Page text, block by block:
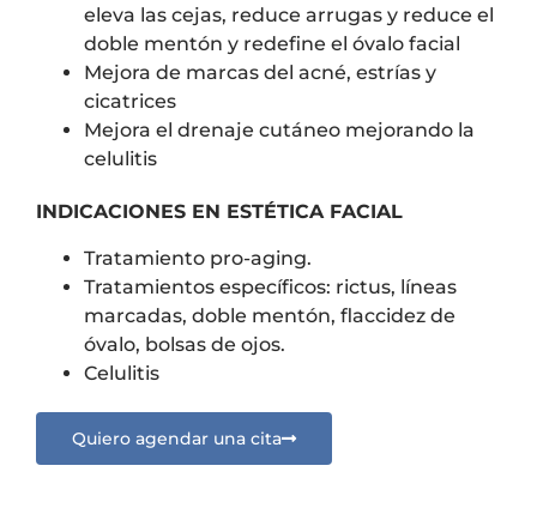
eleva las cejas, reduce arrugas y reduce el
doble mentón y redefine el óvalo facial
Mejora de marcas del acné, estrías y
cicatrices
Mejora el drenaje cutáneo mejorando la
celulitis
INDICACIONES EN ESTÉTICA FACIAL
Tratamiento pro-aging.
Tratamientos específicos: rictus, líneas
marcadas, doble mentón, flaccidez de
óvalo, bolsas de ojos.
Celulitis
Quiero agendar una cita